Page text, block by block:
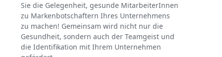
Sie die Gelegenheit, gesunde MitarbeiterInnen
zu Markenbotschaftern Ihres Unternehmens
zu machen! Gemeinsam wird nicht nur die
Gesundheit, sondern auch der Teamgeist und
die Identifikation mit Ihrem Unternehmen